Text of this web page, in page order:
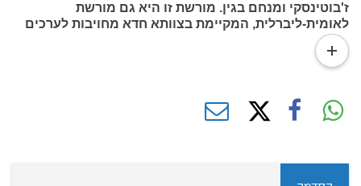
ז'בוטינסקי ומנחם בגין. מורשת זו היא גם מורשת
לאומית-ליברלית, המקיימת בצוותא חדא מחויבות לערכים
דמוקרטיים של חירות, שוויון, כבוד האדם, שלטון החוק
והפרדת רשויות יחד עם נאמנות לתפיסת עולם לאומית. זהו
הומניזם יוקד הנשען על מורשת ישראל ויונק ממנה.
read
more